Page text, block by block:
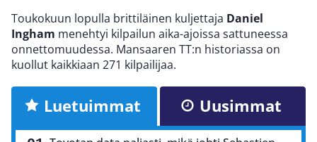
Toukokuun lopulla brittiläinen kuljettaja Daniel
Ingham menehtyi kilpailun aika-ajoissa sattuneessa
onnettomuudessa. Mansaaren TT:n historiassa on
kuollut kaikkiaan 271 kilpailijaa.
Luetuimmat Uusimmat